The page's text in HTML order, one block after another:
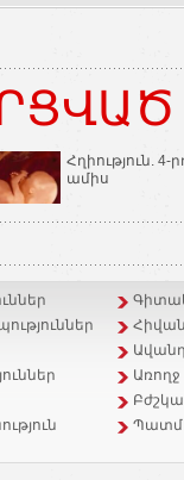
Հղիություն. 4-
ամիս